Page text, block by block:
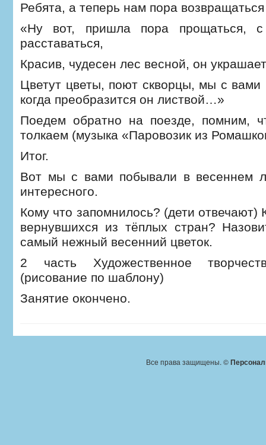
Ребята, а теперь нам пора
«Ну вот, пришла пора прощаться,
расставаться,
Красив, чудесен лес весной, он
Цветут цветы, поют скворцы, мы с
когда преобразится он листвой…»
Поедем обратно на поезде, помним,
толкаем (музыка «Паровозик из
Итог.
Вот мы с вами побывали в весеннем
интересного.
Кому что запомнилось? (дети отвечают)
вернувшихся из тёплых стран?
самый нежный весенний цветок.
2 часть Художественное
(рисование по шаблону)
Занятие окончено.
Все права защищены. ©